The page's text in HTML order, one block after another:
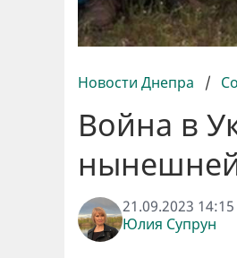
Новости Днепра /
Война в
21.09.2023
Юлия Супрун